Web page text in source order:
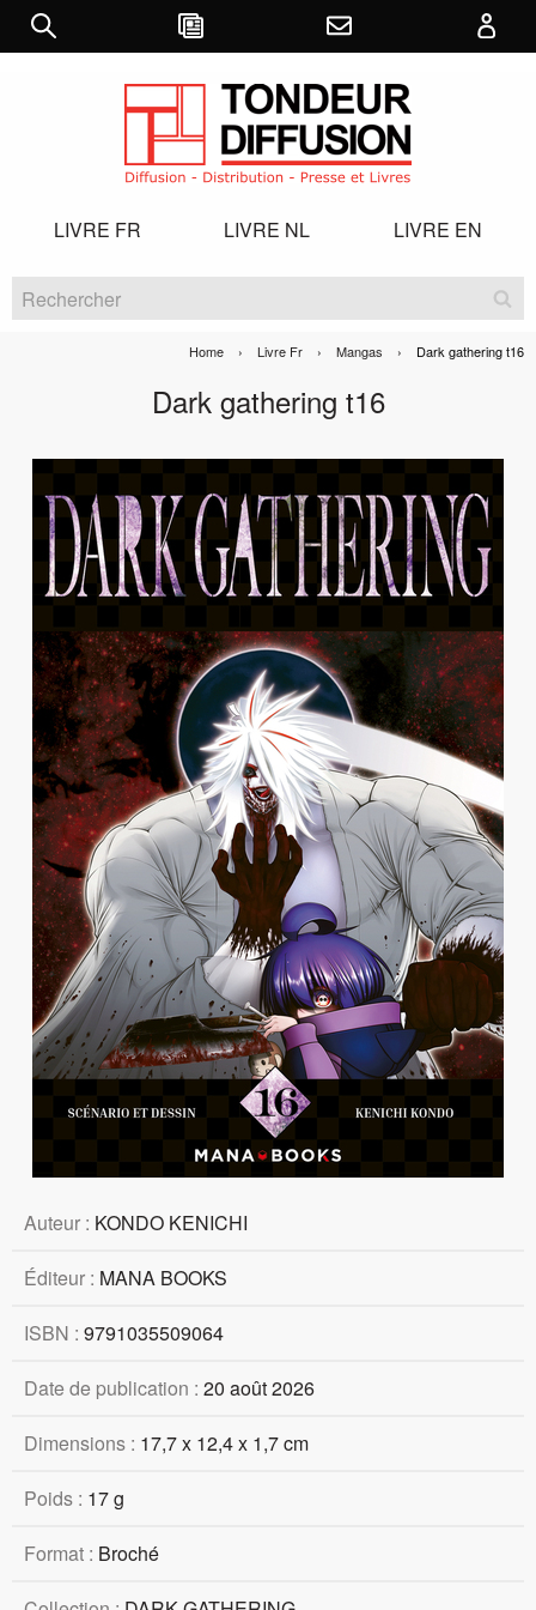
LIVRE FR LIVRE NL LIVRE EN
Home Livre Fr Mangas Current:
Dark gathering t16
Dark gathering t16
Auteur : KONDO KENICHI
Éditeur : MANA BOOKS
ISBN : 9791035509064
Date de publication : 20 août 2026
Dimensions : 17,7 x 12,4 x 1,7 cm
Poids : 17 g
Format : Broché